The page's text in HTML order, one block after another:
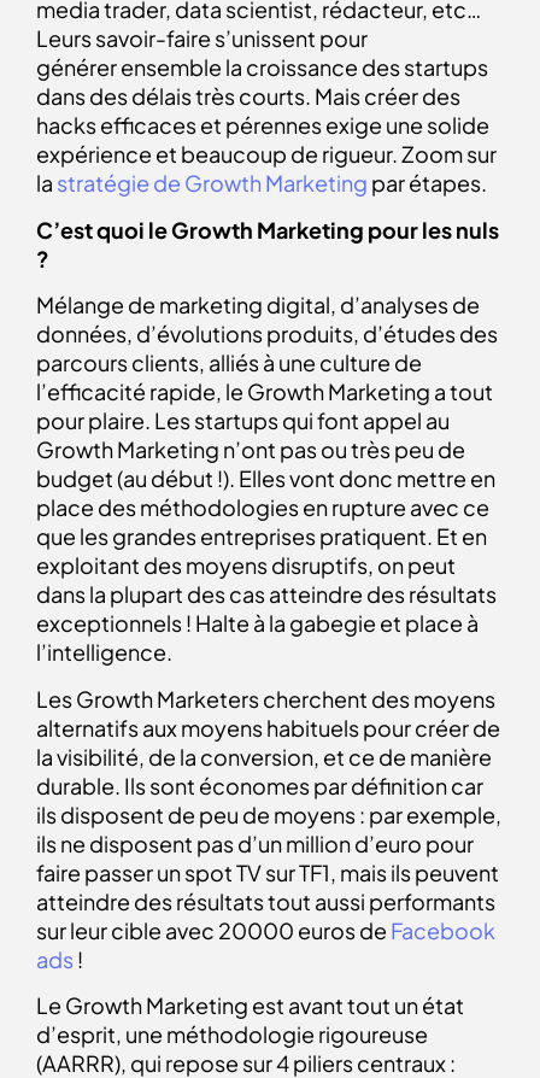
media trader, data scientist, rédacteur, etc…
Leurs savoir-faire s’unissent pour
générer ensemble la croissance des startups
dans des délais très courts. Mais créer des
hacks efficaces et pérennes exige une solide
expérience et beaucoup de rigueur. Zoom sur
la stratégie de Growth Marketing par étapes.
C’est quoi le Growth Marketing pour les nuls
?
Mélange de marketing digital, d’analyses de
données, d’évolutions produits, d’études des
parcours clients, alliés à une culture de
l’efficacité rapide, le Growth Marketing a tout
pour plaire. Les startups qui font appel au
Growth Marketing n’ont pas ou très peu de
budget (au début !). Elles vont donc mettre en
place des méthodologies en rupture avec ce
que les grandes entreprises pratiquent. Et en
exploitant des moyens disruptifs, on peut
dans la plupart des cas atteindre des résultats
exceptionnels ! Halte à la gabegie et place à
l’intelligence.
Les Growth Marketers cherchent des moyens
alternatifs aux moyens habituels pour créer de
la visibilité, de la conversion, et ce de manière
durable. Ils sont économes par définition car
ils disposent de peu de moyens : par exemple,
ils ne disposent pas d’un million d’euro pour
faire passer un spot TV sur TF1, mais ils peuvent
atteindre des résultats tout aussi performants
sur leur cible avec 20000 euros de Facebook
ads !
Le Growth Marketing est avant tout un état
d’esprit, une méthodologie rigoureuse
(AARRR), qui repose sur 4 piliers centraux :